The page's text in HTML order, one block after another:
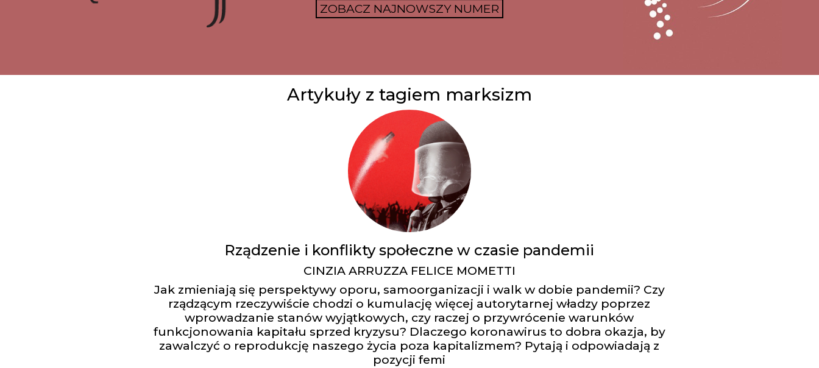
ZOBACZ NAJNOWSZY NUMER
Artykuły z tagiem marksizm
Rządzenie i konflikty społeczne w czasie pandemii
CINZIA ARRUZZA FELICE MOMETTI
Jak zmieniają się perspektywy oporu, samoorganizacji i walk w dobie pandemii? Czy
rządzącym rzeczywiście chodzi o kumulację więcej autorytarnej władzy poprzez
wprowadzanie stanów wyjątkowych, czy raczej o przywrócenie warunków
funkcjonowania kapitału sprzed kryzysu? Dlaczego koronawirus to dobra okazja, by
zawalczyć o reprodukcję naszego życia poza kapitalizmem? Pytają i odpowiadają z
pozycji femi